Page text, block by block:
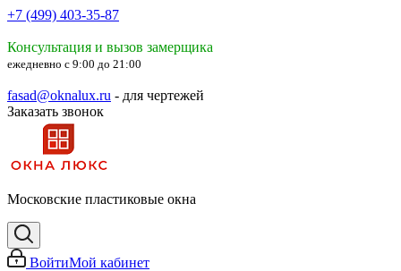
+7 (499) 403-35-87
Консультация и вызов замерщика
ежедневно с 9:00 до 21:00
fasad@oknalux.ru - для чертежей
Заказать звонок
Московские пластиковые окна
ВойтиМой кабинет